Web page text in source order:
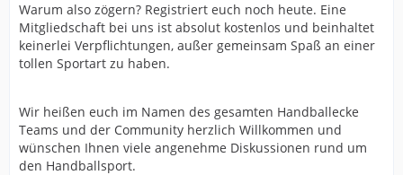
Warum also zögern? Registriert euch noch heute. Eine
Mitgliedschaft bei uns ist absolut kostenlos und beinhaltet
keinerlei Verpflichtungen, außer gemeinsam Spaß an einer
tollen Sportart zu haben.
Wir heißen euch im Namen des gesamten Handballecke
Teams und der Community herzlich Willkommen und
wünschen Ihnen viele angenehme Diskussionen rund um
den Handballsport.